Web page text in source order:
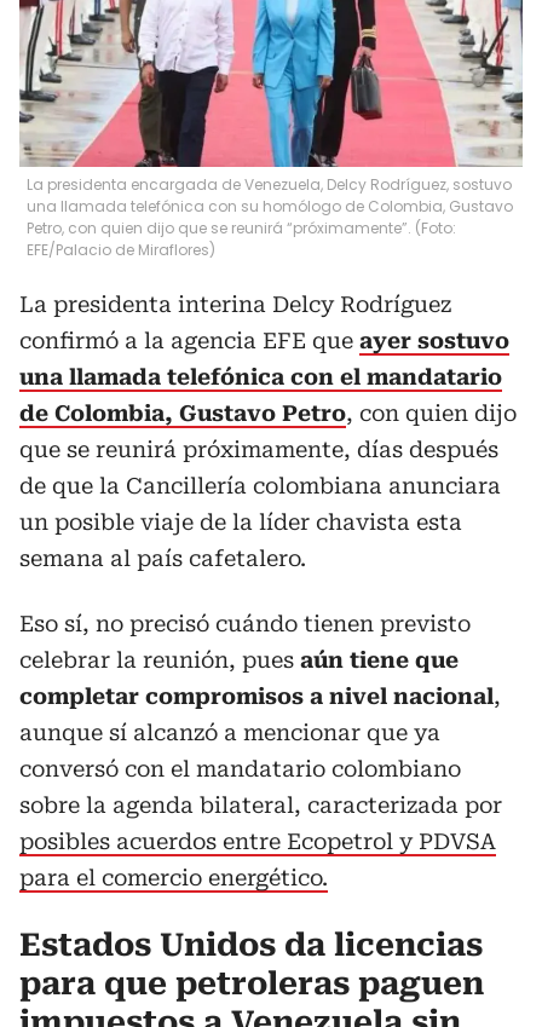
La presidenta encargada de Venezuela, Delcy Rodríguez, sostuvo
una llamada telefónica con su homólogo de Colombia, Gustavo
Petro, con quien dijo que se reunirá “próximamente”. (Foto:
EFE/Palacio de Miraflores)
La presidenta interina Delcy Rodríguez
confirmó a la agencia EFE que ayer sostuvo
una llamada telefónica con el mandatario
de Colombia, Gustavo Petro, con quien dijo
que se reunirá próximamente, días después
de que la Cancillería colombiana anunciara
un posible viaje de la líder chavista esta
semana al país cafetalero.
Eso sí, no precisó cuándo tienen previsto
celebrar la reunión, pues aún tiene que
completar compromisos a nivel nacional,
aunque sí alcanzó a mencionar que ya
conversó con el mandatario colombiano
sobre la agenda bilateral, caracterizada por
posibles acuerdos entre Ecopetrol y PDVSA
para el comercio energético.
Estados Unidos da licencias
para que petroleras paguen